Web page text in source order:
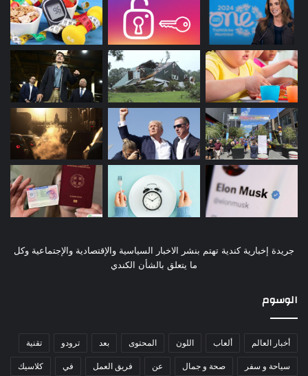
جريدة إخبارية كندية تهتم بنشر الاخبار السياسية والإقتصادية والإجتماعية وكل
ما يتعلق بالشأن الكندي
الوسوم
أخبار العالم ألعاب اللون المحتوى بعد ترودو تقنية
سياحة و سفر صحة و جمال عن فريق العمل في كلاسيك